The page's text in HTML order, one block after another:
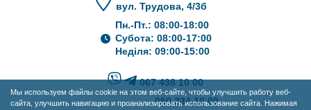
Мы используем файлы cookie на этом веб-сайте, чтобы улучшить работу веб-
сайта, улучшить навигацию и проанализировать использование сайта. Нажимая
вул. Трудова, 4/3б
Пн.-Пт.: 08:00-18:00
Субота: 08:00-17:00
Неділя: 09:00-15:00
067 438 10 00
050 234 10 00